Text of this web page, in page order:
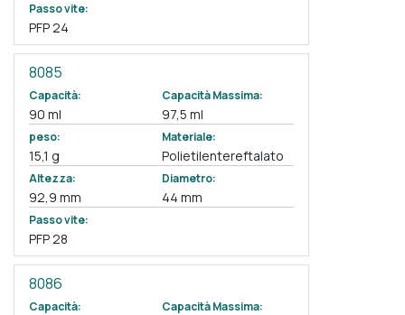
Passo vite:
PFP 24
8085
Capacità:
90 ml
Capacità Massima:
97,5 ml
peso:
15,1 g
Materiale:
Polietilentereftalato
Altezza:
92,9 mm
Diametro:
44 mm
Passo vite:
PFP 28
8086
Capacità: Capacità Massima: